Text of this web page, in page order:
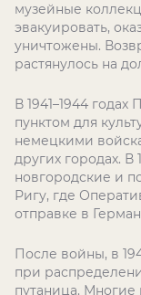
музейные
эвакуировать,
уничтожены.
растянулось на
В 1941–1944
пунктом для
немецкими
других городах. В
новгородские и
Ригу, где
отправке в
После войны, в
при
путаница. Многие